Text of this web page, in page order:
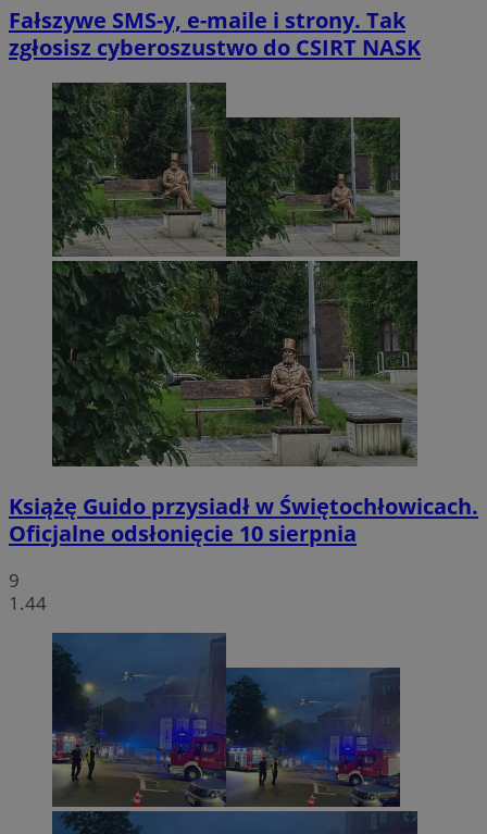
Fałszywe SMS-y, e-maile i strony. Tak
zgłosisz cyberoszustwo do CSIRT NASK
Książę Guido przysiadł w Świętochłowicach.
Oficjalne odsłonięcie 10 sierpnia
9
1.44